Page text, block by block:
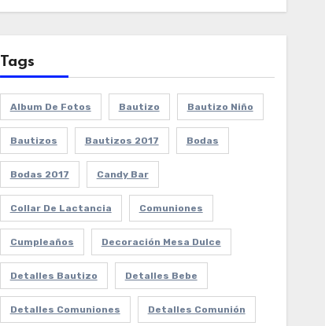
Tags
Album De Fotos Bautizo Bautizo Niño
Bautizos Bautizos 2017 Bodas
Bodas 2017 Candy Bar
Collar De Lactancia Comuniones
Cumpleaños Decoración Mesa Dulce
Detalles Bautizo Detalles Bebe
Detalles Comuniones Detalles Comunión